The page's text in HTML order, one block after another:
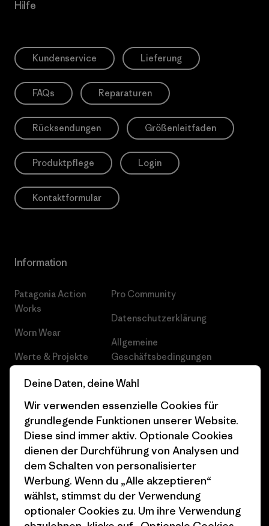
Hilfe
Kundenservice Lieferung
FAQs Reparaturen
Rücksendungen Größenleitfaden
Produktpflege Login
Kontaktformular
Information
Patagonia Action
Works
Worn Wear
Werte & Projekte
Progress Report
Business Unusual
Klimaziele
1% For The Planet
Wie wir finanzieren
Geschenkgutscheine
Pro Community
Datenschutzerklärung
Allgemeine
Geschäftsbedingungen
Cookie Einstellungen
Karriere
Pressekontakt
Industry program
Affiliate-Programm
Patagonia Schweiz
Seitenverzeichnis
Deine Daten, deine Wahl
Wir verwenden essenzielle Cookies für
grundlegende Funktionen unserer Website.
Diese sind immer aktiv. Optionale Cookies
dienen der Durchführung von Analysen und
dem Schalten von personalisierter
Werbung. Wenn du „Alle akzeptieren“
wählst, stimmst du der Verwendung
optionaler Cookies zu. Um ihre Verwendung